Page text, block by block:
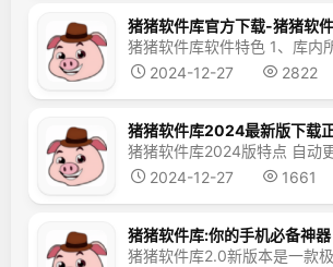
2024-12-27
2822
2024-12-27
1661
猪猪软件库:你的手机必备神器